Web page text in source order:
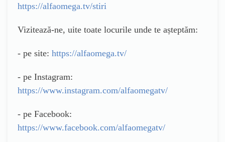
https://alfaomega.tv/stiri
Vizitează-ne, uite toate locurile unde te așteptăm:
- pe site: https://alfaomega.tv/
- pe Instagram:
https://www.instagram.com/alfaomegatv/
- pe Facebook:
https://www.facebook.com/alfaomegatv/